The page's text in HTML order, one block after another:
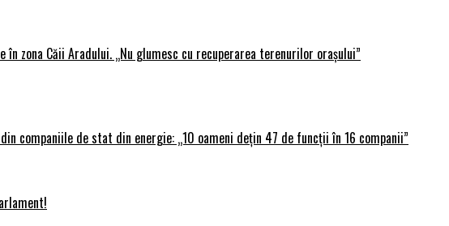
zona Căii Aradului. „Nu glumesc cu recuperarea terenurilor orașului”
companiile de stat din energie: „10 oameni dețin 47 de funcții în 16 companii”